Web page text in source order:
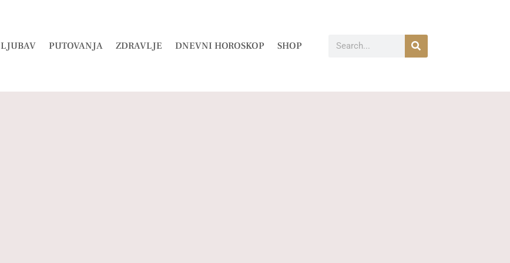
LJUBAV PUTOVANJA ZDRAVLJE DNEVNI HOROSKOP SHOP